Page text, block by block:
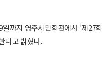
까지 영주시민회관에서 ‘제27회
다고 밝혔다.